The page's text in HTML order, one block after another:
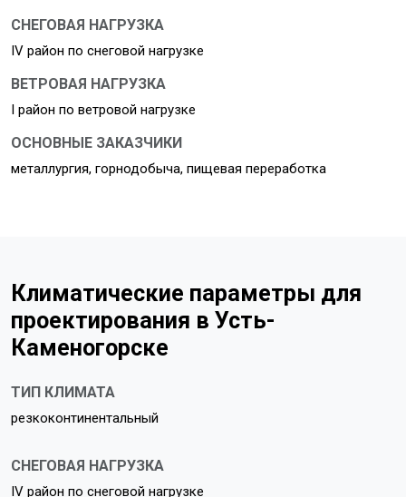
СНЕГОВАЯ НАГРУЗКА
IV район по снеговой нагрузке
ВЕТРОВАЯ НАГРУЗКА
I район по ветровой нагрузке
ОСНОВНЫЕ ЗАКАЗЧИКИ
металлургия, горнодобыча, пищевая переработка
Климатические параметры для
проектирования в Усть-
Каменогорске
ТИП КЛИМАТА
резкоконтинентальный
СНЕГОВАЯ НАГРУЗКА
IV район по снеговой нагрузке